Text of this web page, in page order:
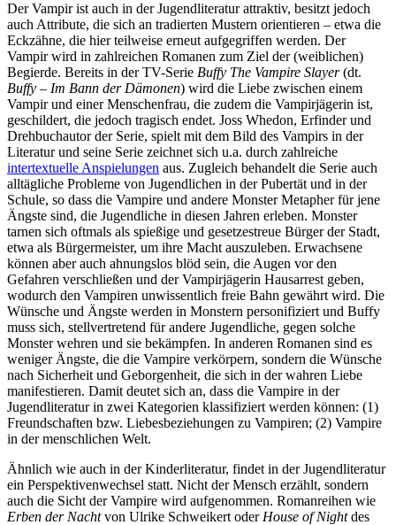
Der Vampir ist auch in der Jugendliteratur attraktiv, besitzt jedoch
auch Attribute, die sich an tradierten Mustern orientieren – etwa die
Eckzähne, die hier teilweise erneut aufgegriffen werden. Der
Vampir wird in zahlreichen Romanen zum Ziel der (weiblichen)
Begierde. Bereits in der TV-Serie Buffy The Vampire Slayer(dt.
Buffy – Im Bann der Dämonen) wird die Liebe zwischen einem
Vampir und einer Menschenfrau, die zudem die Vampirjägerin ist,
geschildert, die jedoch tragisch endet. Joss Whedon, Erfinder und
Drehbuchautor der Serie, spielt mit dem Bild des Vampirs in der
Literatur und seine Serie zeichnet sich u.a. durch zahlreiche
intertextuelle Anspielungen aus. Zugleich behandelt die Serie auch
alltägliche Probleme von Jugendlichen in der Pubertät und in der
Schule, so dass die Vampire und andere Monster Metapher für jene
Ängste sind, die Jugendliche in diesen Jahren erleben. Monster
tarnen sich oftmals als spießige und gesetzestreue Bürger der Stadt,
etwa als Bürgermeister, um ihre Macht auszuleben. Erwachsene
können aber auch ahnungslos blöd sein, die Augen vor den
Gefahren verschließen und der Vampirjägerin Hausarrest geben,
wodurch den Vampiren unwissentlich freie Bahn gewährt wird. Die
Wünsche und Ängste werden in Monstern personifiziert und Buffy
muss sich, stellvertretend für andere Jugendliche, gegen solche
Monster wehren und sie bekämpfen. In anderen Romanen sind es
weniger Ängste, die die Vampire verkörpern, sondern die Wünsche
nach Sicherheit und Geborgenheit, die sich in der wahren Liebe
manifestieren. Damit deutet sich an, dass die Vampire in der
Jugendliteratur in zwei Kategorien klassifiziert werden können: (1)
Freundschaften bzw. Liebesbeziehungen zu Vampiren; (2) Vampire
in der menschlichen Welt.
Ähnlich wie auch in der Kinderliteratur, findet in der Jugendliteratur
ein Perspektivenwechsel statt. Nicht der Mensch erzählt, sondern
auch die Sicht der Vampire wird aufgenommen. Romanreihen wie
Erben der Nachtvon Ulrike Schweikert oder House of Nightdes